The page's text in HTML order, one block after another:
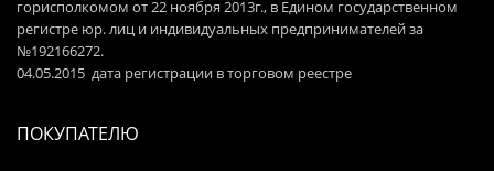
горисполкомом от 22 ноября 2013г., в Едином государственном
регистре юр. лиц и индивидуальных предпринимателей за
№192166272.
04.05.2015 дата регистрации в торговом реестре
ПОКУПАТЕЛЮ